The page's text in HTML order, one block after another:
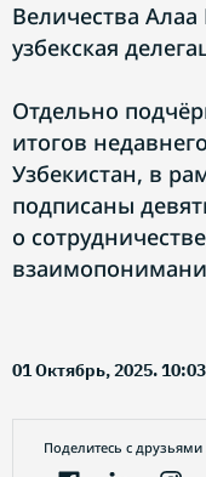
Величества
узбекская
Отдельно
итогов
Узбекистан, в
подписаны
о
01 Октябрь, 2025. 10:03
Поделитесь с друзьями